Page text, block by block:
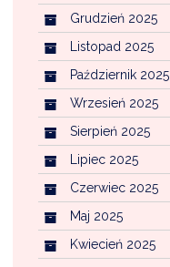
Grudzień 2025
Listopad 2025
Październik 2025
Wrzesień 2025
Sierpień 2025
Lipiec 2025
Czerwiec 2025
Maj 2025
Kwiecień 2025